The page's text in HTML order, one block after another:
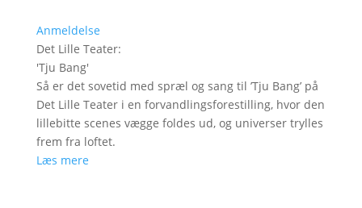
Anmeldelse
Det Lille Teater:
'Tju Bang'
Så er det sovetid med spræl og sang til ’Tju Bang’ på
Det Lille Teater i en forvandlingsforestilling, hvor den
lillebitte scenes vægge foldes ud, og universer trylles
frem fra loftet.
Læs mere